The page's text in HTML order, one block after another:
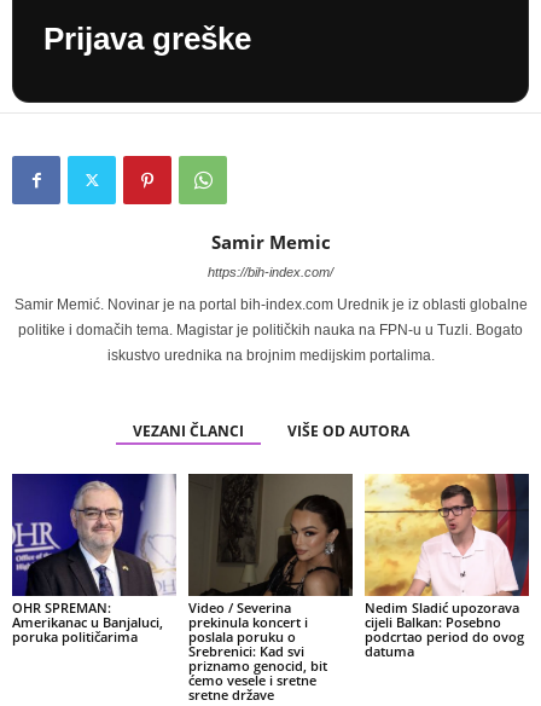
Prijava greške
Samir Memic
https://bih-index.com/
Samir Memić. Novinar je na portal bih-index.com Urednik je iz oblasti globalne
politike i domačih tema. Magistar je političkih nauka na FPN-u u Tuzli. Bogato
iskustvo urednika na brojnim medijskim portalima.
VEZANI ČLANCI VIŠE OD AUTORA
OHR SPREMAN:
Amerikanac u Banjaluci,
poruka političarima
Video / Severina
prekinula koncert i
poslala poruku o
Srebrenici: Kad svi
priznamo genocid, bit
ćemo vesele i sretne
sretne države
Nedim Sladić upozorava
cijeli Balkan: Posebno
podcrtao period do ovog
datuma